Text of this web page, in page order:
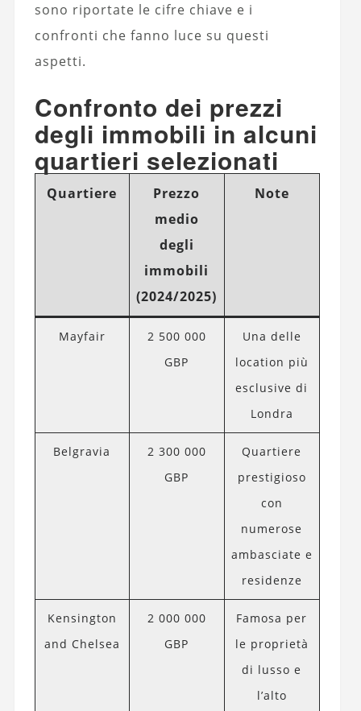
sono riportate le cifre chiave e i
confronti che fanno luce su questi
aspetti.
Confronto dei prezzi
degli immobili in alcuni
quartieri selezionati
Quartiere
Prezzo
medio
degli
immobili
(2024/2025)
Note
Mayfair
2 500 000
GBP
Una delle
location più
esclusive di
Londra
Belgravia
2 300 000
GBP
Quartiere
prestigioso
con
numerose
ambasciate e
residenze
Kensington
and Chelsea
2 000 000
GBP
Famosa per
le proprietà
di lusso e
l’alto